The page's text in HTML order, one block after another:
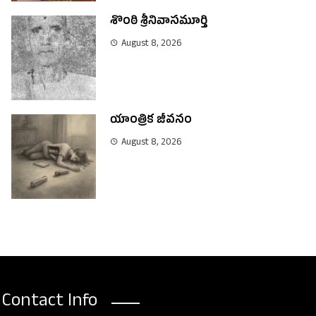
శొంఠి శ్రీనివాసమూర్తి
August 8, 2026
యాంత్రిక జీవనం
August 8, 2026
Contact Info